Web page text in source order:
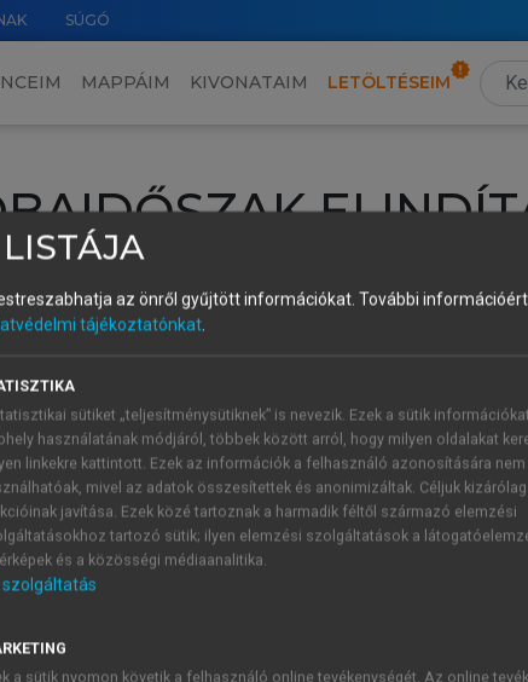
SÚGÓ
MAPPÁIM KIVONATAIM LETÖLTÉSEIM
lépj be a saját fiókoddal, iskolai azonosítóddal vagy
1 óra díjmentes hozzáférésrevagy
vagy hozz
A regisztráció után a
FIÓKKAL ÚJ FIÓK
1 óra
az önről gyűjtött információkat. További
tájékoztatónkat.
sütiket „teljesítménysütiknek” is nevezik. Ezek a sütik
használatának módjáról, többek között arról, hogy milyen oldalakat
linkekre kattintott. Ezek az információk a felhasználó azonosítására nem
mivel az adatok összesítettek és anonimizáltak. Céljuk
javítása. Ezek közé tartoznak a harmadik féltől származó elemzési
tartozó sütik; ilyen elemzési szolgáltatások a
és a közösségi médiaanalitika.
szolgáltatás
a sütik nyomon követik a felhasználó online tevékenységét. Az online